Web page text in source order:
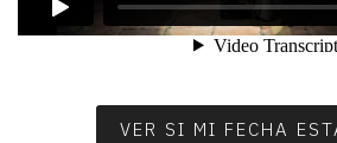
VER SI MI FECHA